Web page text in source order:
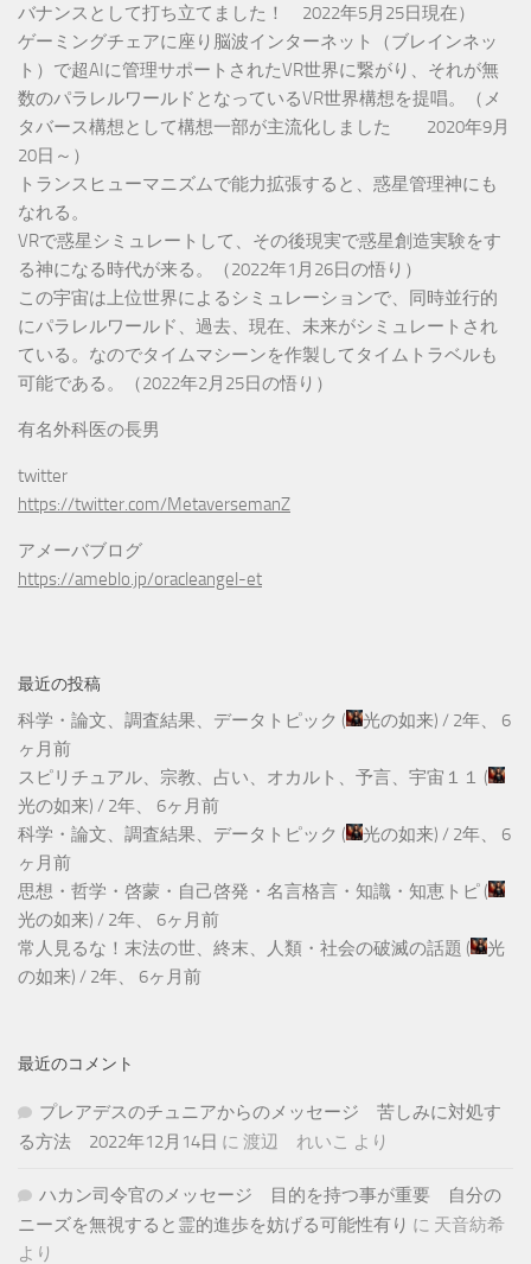
バナンスとして打ち立てました！ 2022年5月25日現在）
ゲーミングチェアに座り脳波インターネット（ブレインネッ
ト）で超AIに管理サポートされたVR世界に繋がり、それが無
数のパラレルワールドとなっているVR世界構想を提唱。（メ
タバース構想として構想一部が主流化しました 2020年9月
20日～）
トランスヒューマニズムで能力拡張すると、惑星管理神にも
なれる。
VRで惑星シミュレートして、その後現実で惑星創造実験をす
る神になる時代が来る。（2022年1月26日の悟り）
この宇宙は上位世界によるシミュレーションで、同時並行的
にパラレルワールド、過去、現在、未来がシミュレートされ
ている。なのでタイムマシーンを作製してタイムトラベルも
可能である。（2022年2月25日の悟り）
有名外科医の長男
twitter
https://twitter.com/MetaversemanZ
アメーバブログ
https://ameblo.jp/oracleangel-et
最近の投稿
科学・論文、調査結果、データトピック ( 光の如来) / 2年、 6
ヶ月前
スピリチュアル、宗教、占い、オカルト、予言、宇宙１１ (
光の如来) / 2年、 6ヶ月前
科学・論文、調査結果、データトピック ( 光の如来) / 2年、 6
ヶ月前
思想・哲学・啓蒙・自己啓発・名言格言・知識・知恵トピ (
光の如来) / 2年、 6ヶ月前
常人見るな！末法の世、終末、人類・社会の破滅の話題 (
光
の如来) / 2年、 6ヶ月前
最近のコメント
プレアデスのチュニアからのメッセージ 苦しみに対処す
る方法 2022年12月14日 に 渡辺 れいこ より
ハカン司令官のメッセージ 目的を持つ事が重要 自分の
ニーズを無視すると霊的進歩を妨げる可能性有り に 天音紡希
より